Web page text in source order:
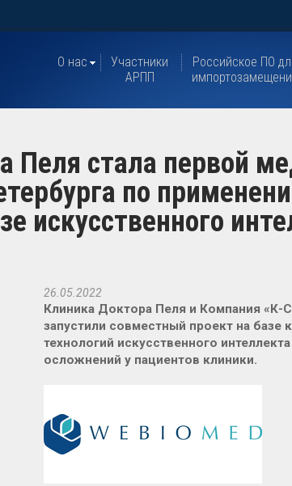
О нас
Участники
АРПП
Российское ПО
Пеля стала первой
по
искусственного
26.05.2022
Клиника Доктора Пеля и Компания «К-
запустили совместный проект на базе
технологий искусственного
осложнений у пациентов клиники.